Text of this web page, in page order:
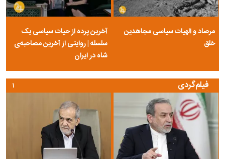
مرصاد و الهیات سیاسی مجاهدین
خلق
آخرین پرده از حیات سیاسی یک
سلسله | روایتی از آخرین مصاحبه‌ی
شاه در ایران
فیلم‌گردی ۱